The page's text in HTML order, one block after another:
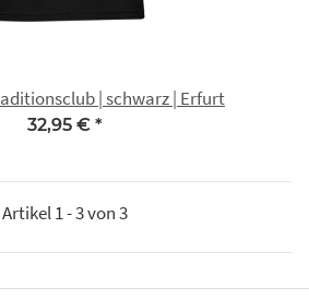
| schwarz | Erfurt
32,95 € *
Artikel 1 - 3 von 3